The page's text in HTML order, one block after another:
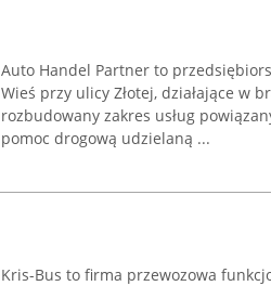
Auto Handel Partner to
Wieś przy ulicy Złotej, działające w
rozbudowany zakres usług
pomoc drogową udzielaną ...
Kris-Bus to firma przewozowa